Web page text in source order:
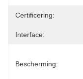
Certificering:
Interface:
Bescherming: